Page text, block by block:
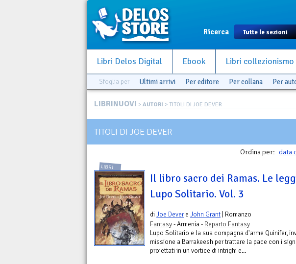
Ricerca
Libri Delos Digital Ebook Libri collezionismo
Sfoglia per Ultimi arrivi Per editore Per collana Per
LIBRINUOVI > AUTORI > TITOLI DI JOE DEVER
TITOLI DI JOE DEVER
Ordina per: data
LIBRI
Il libro sacro dei Ramas. Le
Lupo Solitario. Vol. 3
diJoe Devere John Grant | Romanzo
Fantasy- Armenia - Reparto Fantasy
Lupo Solitario e la sua compagna d'arme Quinifer,
missione a Barrakeesh per trattare la pace con i
proiettati in un vortice di intrighi e...